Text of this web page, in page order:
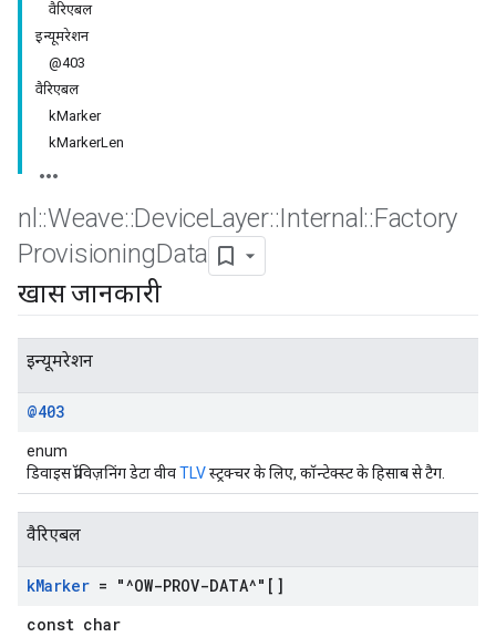
वैरिएबल
इन्यूमरेशन
@403
वैरिएबल
kMarker
kMarkerLen
nl ::Weave::DeviceLayer::Internal ::Factory
ProvisioningData
खास जानकारी
इन्यूमरेशन
@403
enum
डिवाइस प्रॉविज़निंग डेटा वीवTLVस्ट्रक्चर के लिए, कॉन्टेक्स्ट के हिसाब से टैग.
वैरिएबल
kMarker = "^OW-PROV-DATA^"[]
const char